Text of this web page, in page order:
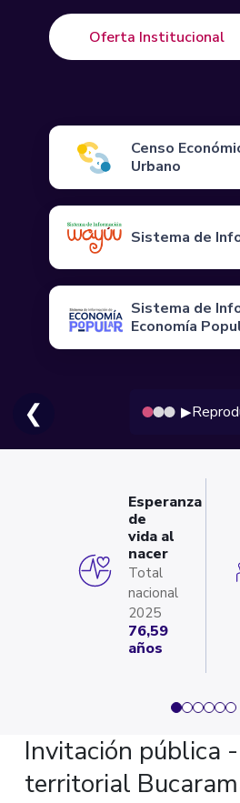
Oferta Institucional
Censo
Urbano
Sistema de
Sistema de
Economía
❮ ▶
Total
nacional
2025
Esperanza
de
vida al
nacer
76,59
años
Invitación pública
territorial